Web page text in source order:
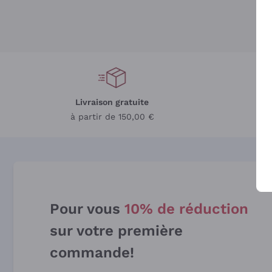
Livraison gratuite
à partir de 150,00 €
Pour vous 10% de réduction
sur votre première
commande!